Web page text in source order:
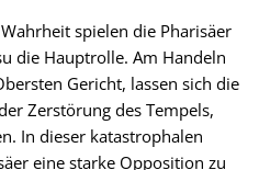
spielen die Pharisäer
die Hauptrolle. Am Handeln
Gericht, lassen sich die
Zerstörung des Tempels,
In dieser katastrophalen
eine starke Opposition zu